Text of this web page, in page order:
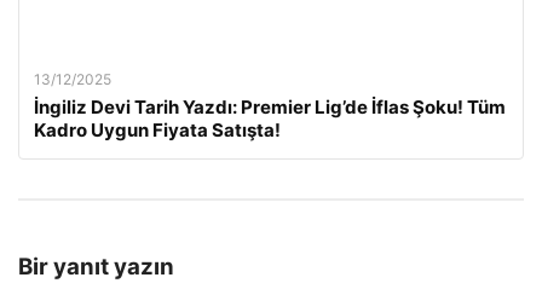
13/12/2025
İngiliz Devi Tarih Yazdı: Premier Lig’de İflas Şoku! Tüm
Kadro Uygun Fiyata Satışta!
Bir yanıt yazın